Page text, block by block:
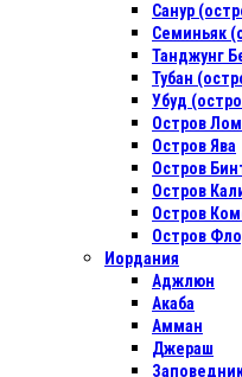
Санур
Семиньяк
Танджунг
Тубан
Убуд
Остров
Остров Ява
Остров
Остров
Остров
Остров
Иордания
Аджлюн
Акаба
Амман
Джераш